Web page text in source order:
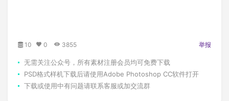
10 0 3855 举报
无需关注公众号，所有素材注册会员均可免费下载
PSD格式样机下载后请使用Adobe Photoshop CC软件打开
下载或使用中有问题请联系客服或加交流群